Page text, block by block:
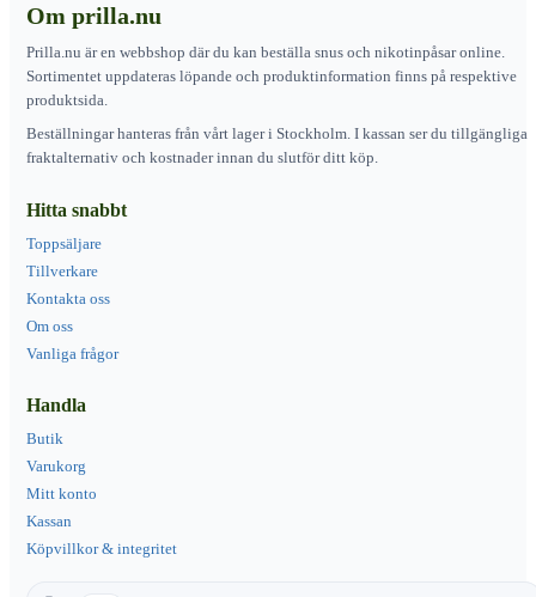
Om prilla.nu
Prilla.nu är en webbshop där du kan beställa snus och nikotinpåsar online.
Sortimentet uppdateras löpande och produktinformation finns på respektive
produktsida.
Beställningar hanteras från vårt lager i Stockholm. I kassan ser du tillgängliga
fraktalternativ och kostnader innan du slutför ditt köp.
Hitta snabbt
Toppsäljare
Tillverkare
Kontakta oss
Om oss
Vanliga frågor
Handla
Butik
Varukorg
Mitt konto
Kassan
Köpvillkor & integritet